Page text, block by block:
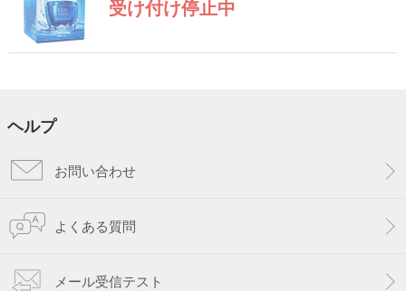
受け付け停止中
ヘルプ
お問い合わせ
よくある質問
メール受信テスト